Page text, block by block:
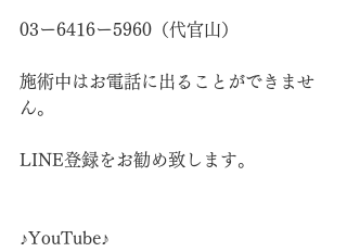
03ー6416ー5960（代官山）
施術中はお電話に出ることができませ
ん。
LINE登録をお勧め致します。
♪YouTube♪